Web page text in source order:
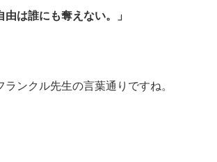
由は誰にも奪えない。」
ランクル先生の言葉通りですね。